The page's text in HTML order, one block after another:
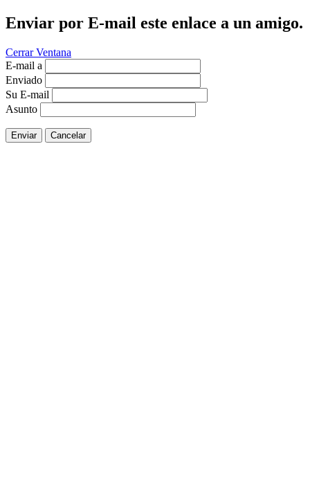
Enviar por E-mail este enlace a un amigo.
Cerrar Ventana
E-mail a
Enviado
Su E-mail
Asunto
Enviar Cancelar